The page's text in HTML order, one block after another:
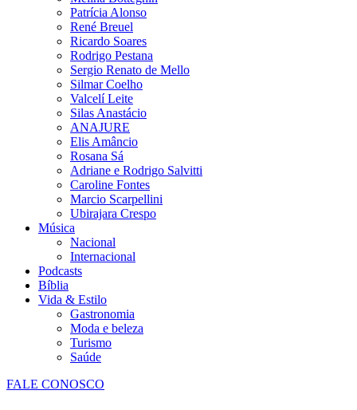
Patrícia Alonso
René Breuel
Ricardo Soares
Rodrigo Pestana
Sergio Renato de Mello
Silmar Coelho
Valcelí Leite
Silas Anastácio
ANAJURE
Elis Amâncio
Rosana Sá
Adriane e Rodrigo Salvitti
Caroline Fontes
Marcio Scarpellini
Ubirajara Crespo
Música
Nacional
Internacional
Podcasts
Bíblia
Vida & Estilo
Gastronomia
Moda e beleza
Turismo
Saúde
FALE CONOSCO